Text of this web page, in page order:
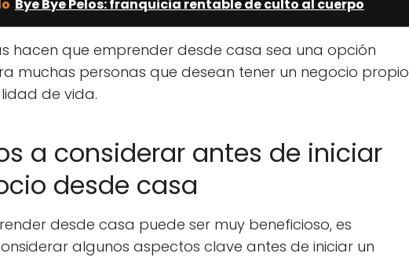
Bye Bye Pelos: franquicia rentable de culto al cuerpo
hacen que emprender desde casa sea una opción
muchas personas que desean tener un negocio propio
de vida.
a considerar antes de iniciar
desde casa
desde casa puede ser muy beneficioso, es
algunos aspectos clave antes de iniciar un